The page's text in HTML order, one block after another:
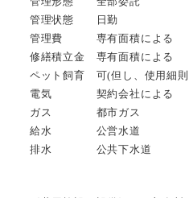
管理状態 日勤
管理費 専有面積による
修繕積立金 専有面積による
ペット飼育 可(但し、使用細
電気 契約会社による
ガス 都市ガス
給水 公営水道
排水 公共下水道